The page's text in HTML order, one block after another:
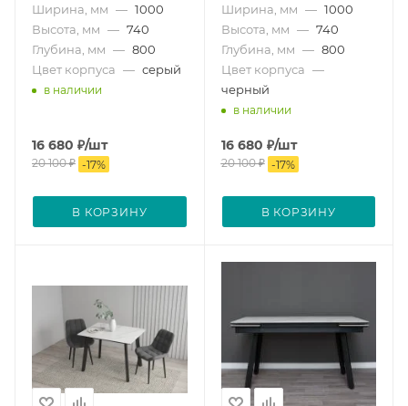
Ширина, мм — 1000
Высота, мм — 740
Глубина, мм — 800
Цвет корпуса — серый
в наличии
16 680 ₽/шт
20 100₽ -17%
В КОРЗИНУ
Ширина, мм — 1000
Высота, мм — 740
Глубина, мм — 800
Цвет корпуса —
черный
в наличии
16 680 ₽/шт
20 100₽ -17%
В КОРЗИНУ